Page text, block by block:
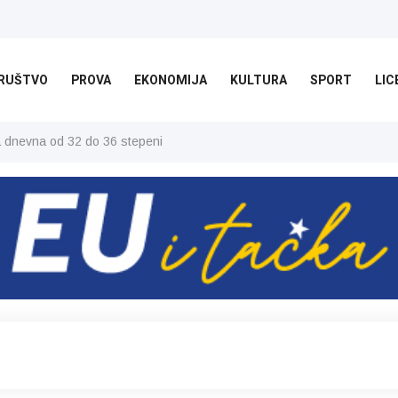
PROVA EKONOMIJA KULTURA SPORT
od 32 do 36 stepeni